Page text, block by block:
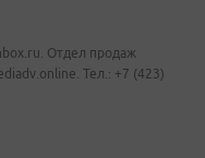
Отдел продаж
Тел.: +7 (423)